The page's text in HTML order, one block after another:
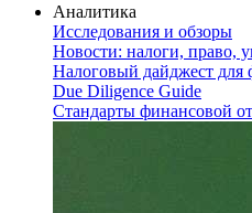
Аналитика
Исследования и обзоры
Новости: налоги, право,
Налоговый дайджест для
Due Diligence Guide
Стандарты финансовой